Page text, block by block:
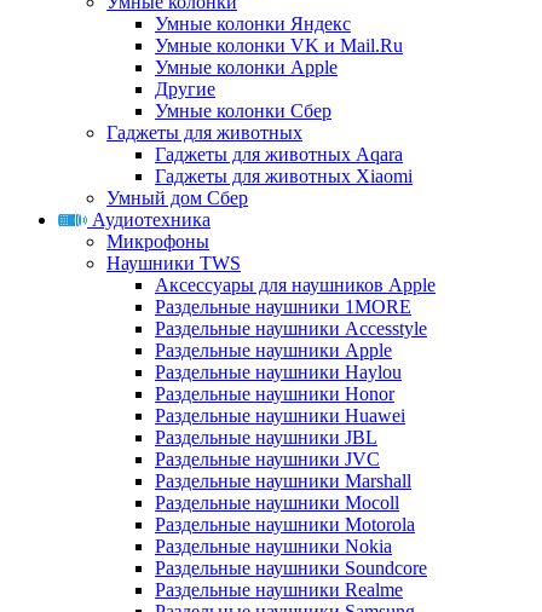
Умные колонки Яндекс
Умные колонки VK и Mail.Ru
Умные колонки Apple
Другие
Умные колонки Сбер
Гаджеты для животных
Гаджеты для животных Aqara
Гаджеты для животных Xiaomi
Умный дом Сбер
Аудиотехника
Микрофоны
Наушники TWS
Аксессуары для наушников Apple
Раздельные наушники 1MORE
Раздельные наушники Accesstyle
Раздельные наушники Apple
Раздельные наушники Haylou
Раздельные наушники Honor
Раздельные наушники Huawei
Раздельные наушники JBL
Раздельные наушники JVC
Раздельные наушники Marshall
Раздельные наушники Mocoll
Раздельные наушники Motorola
Раздельные наушники Nokia
Раздельные наушники Soundcore
Раздельные наушники Realme